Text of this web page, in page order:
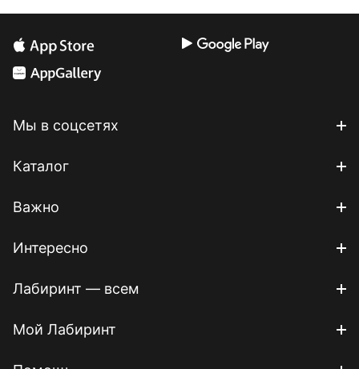
Мы в соцсетях
Каталог
Важно
Интересно
Лабиринт — всем
Мой Лабиринт